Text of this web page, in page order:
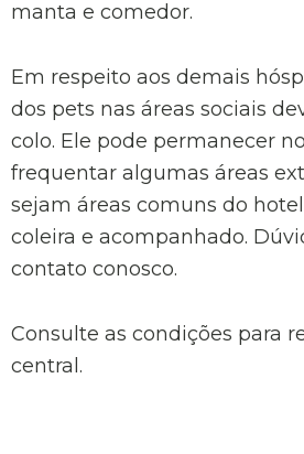
manta e comedor.
Em respeito aos demais
dos pets nas áreas sociais
colo. Ele pode permanecer
frequentar algumas áreas
sejam áreas comuns do
coleira e acompanhado.
contato conosco.
Consulte as condições para
central.